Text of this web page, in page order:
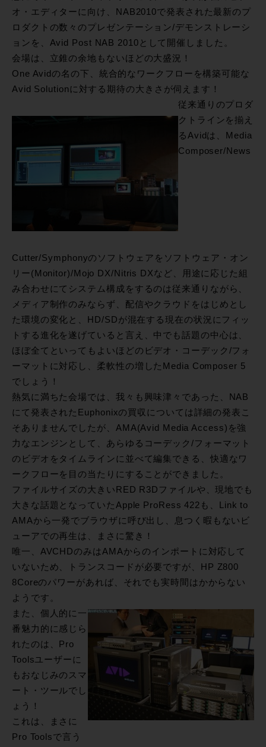
オ・エディターに向け、NAB2010で発表された最新のプ
ロダクトの数々のプレゼンテーション/デモンストレーシ
ョンを、Avid Post NAB 2010として開催しました。
会場は、立錐の余地もないほどの大盛況！
One Avidの名の下、統合的なワークフローを構築可能な
Avid Solutionに対する期待の大きさが伺えます！
従来通りのプロダ
クトラインを揃え
るAvidは、Media
Composer/News
Cutter/Symphonyのソフトウェアをソフトウェア・オン
リー(Monitor)/Mojo DX/Nitris DXなど、用途に応じた組
み合わせにてシステム構成をするのは従来通りながら、
メディア制作のみならず、配信やクラウドをはじめとし
た環境の変化と、HD/SDが混在する現在の状況にフィッ
トする進化を遂げていると言え、中でも話題の中心は、
ほぼ全てといってもよいほどのビデオ・コーデック/フォ
ーマットに対応し、柔軟性の増したMedia Composer 5
でしょう！
熱気に満ちた会場では、我々も興味津々であった、NAB
にて発表されたEuphonixの買収については詳細の発表こ
そありませんでしたが、AMA(Avid Media Access)を強
力なエンジンとして、あらゆるコーデック/フォーマット
のビデオをタイムラインに並べて編集できる、快適なワ
ークフローを目の当たりにすることができました。
ファイルサイズの大きいRED R3Dファイルや、現地でも
大きな話題となっていたApple ProRess 422も、Link to
AMAから一発でブラウザに呼び出し、息つく暇もないビ
ューアでの再生は、まさに驚き！
唯一、AVCHDのみはAMAからのインポートに対応して
いないため、トランスコードが必要ですが、HP Z800
8Coreのパワーがあれば、それでも実時間はかからない
ようです。
また、個人的に一
番魅力的に感じら
れたのは、Pro
Toolsユーザーに
もおなじみのスマ
ート・ツールでし
ょう！
これは、まさに
Pro Toolsで言う